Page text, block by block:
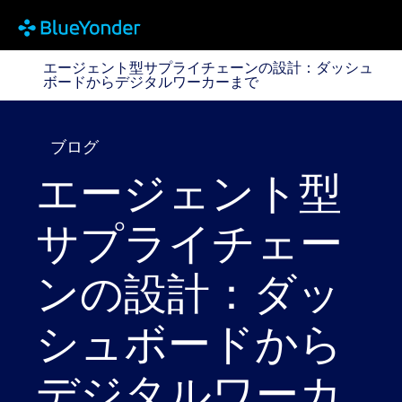
エージェント型サプライチェーンの設計：ダッシュボ
エージェント型サプライチェーンの設計：ダッシュ
ボードからデジタルワーカーまで
ブログ
エージェント型
サプライチェー
ンの設計：ダッ
シュボードから